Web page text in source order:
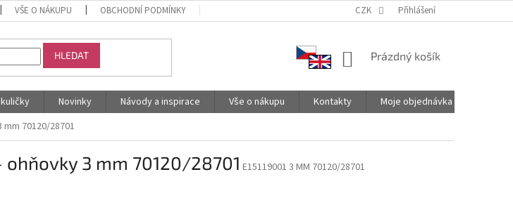
VŠE O NÁKUPU OBCHODNÍ PODMÍNKY PODMÍNKY OCHRANY OSOBNÍCH ÚDAJŮ SPOLUPRACUJEME
CZK Přihlášení
HLEDAT
NÁKUPNÍ
Prázdný košík
Novinky Návody a inspirace Vše o nákupu Kontakty
Moje objednávka
70120/28701
3 mm 70120/28701 E15119001 3 MM 70120/28701